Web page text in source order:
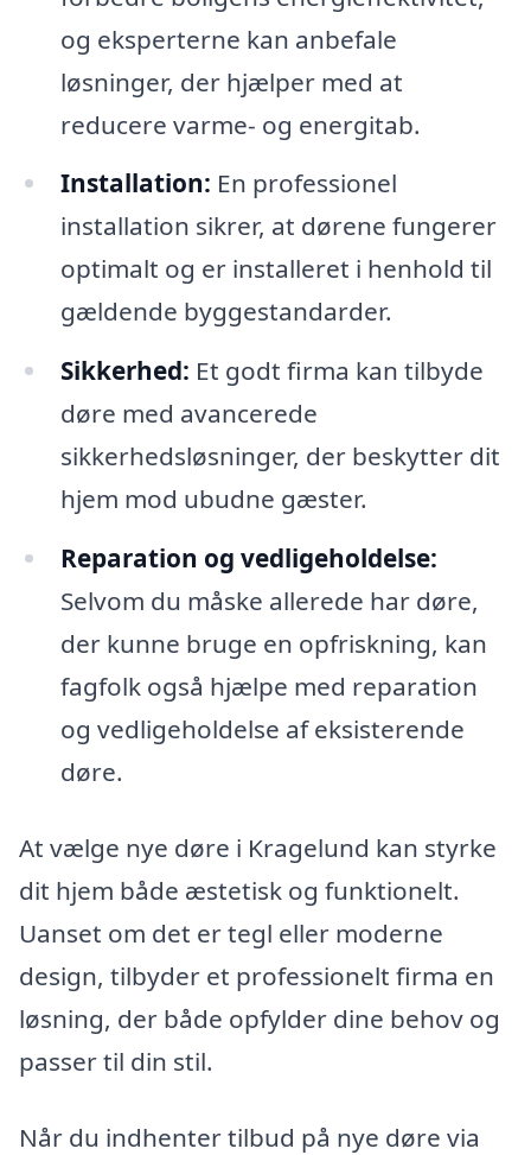
og eksperterne kan anbefale
løsninger, der hjælper med at
reducere varme- og energitab.
Installation: En professionel
installation sikrer, at dørene fungerer
optimalt og er installeret i henhold til
gældende byggestandarder.
Sikkerhed: Et godt firma kan tilbyde
døre med avancerede
sikkerhedsløsninger, der beskytter dit
hjem mod ubudne gæster.
Reparation og vedligeholdelse:
Selvom du måske allerede har døre,
der kunne bruge en opfriskning, kan
fagfolk også hjælpe med reparation
og vedligeholdelse af eksisterende
døre.
At vælge nye døre i Kragelund kan styrke
dit hjem både æstetisk og funktionelt.
Uanset om det er tegl eller moderne
design, tilbyder et professionelt firma en
løsning, der både opfylder dine behov og
passer til din stil.
Når du indhenter tilbud på nye døre via